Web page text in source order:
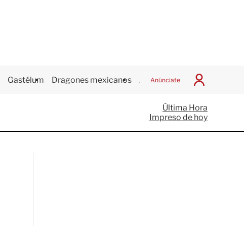
Gastélum Dragones mexicanos Juegos Centroamericanos
Anúnciate
I
c
i
a
Última Hora
Impreso de hoy